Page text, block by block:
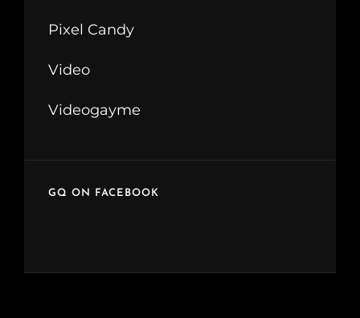
Pixel Candy
Video
Videogayme
GQ ON FACEBOOK